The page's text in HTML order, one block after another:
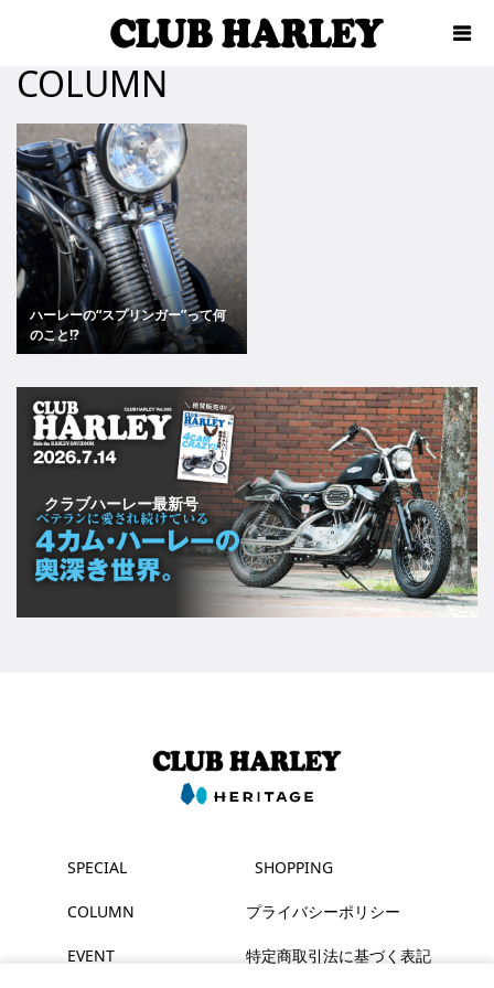
COLUMN
ハーレーの“スプリンガー”って何
のこと!?
クラブハーレー最新号
SPECIAL
COLUMN
EVENT
SHOPPING
プライバシーポリシー
特定商取引法に基づく表記